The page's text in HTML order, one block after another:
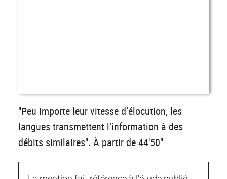
"Peu importe leur vitesse d’élocution, les
langues transmettent l’information à des
débits similaires". À partir de 44'50"